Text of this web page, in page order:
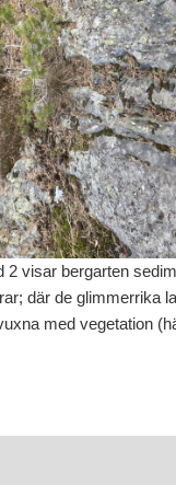
2 visar bergarten
där de glimmerrika
med vegetation